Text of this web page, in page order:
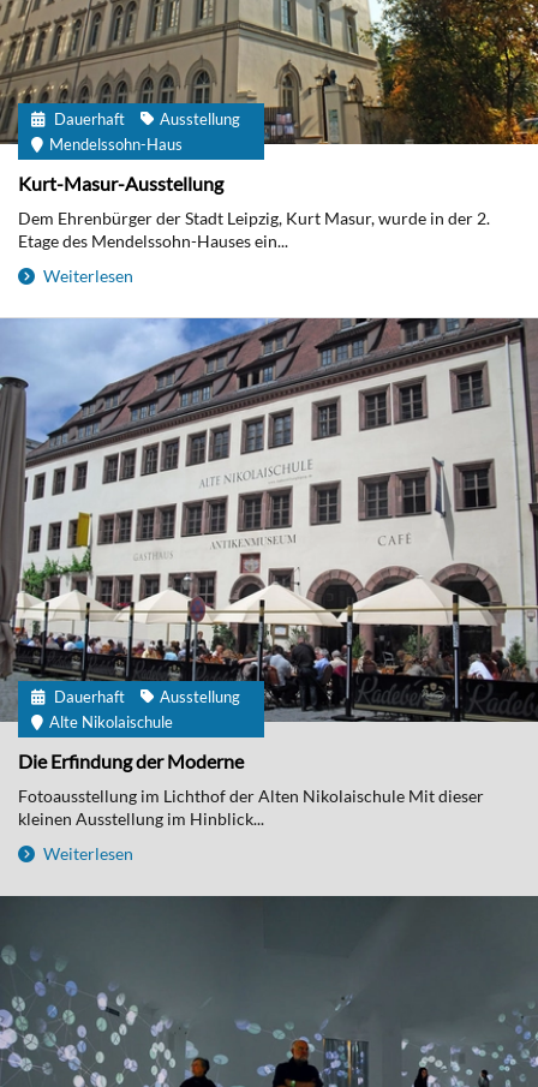
Dauerhaft
Ausstellung
Mendelssohn-Haus
Kurt-Masur-Ausstellung
Dem Ehrenbürger der Stadt Leipzig, Kurt Masur, wurde in der 2.
Etage des Mendelssohn-Hauses ein...
Weiterlesen
Dauerhaft
Ausstellung
Alte Nikolaischule
Die Erfindung der Moderne
Fotoausstellung im Lichthof der Alten Nikolaischule Mit dieser
kleinen Ausstellung im Hinblick...
Weiterlesen